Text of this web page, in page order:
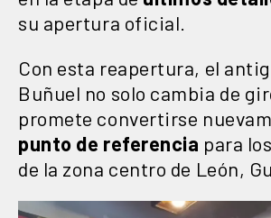
su apertura oficial.
Con esta reapertura, el
Buñuel no solo cambia de
promete convertirse
punto de referencia para
de la zona centro de León,